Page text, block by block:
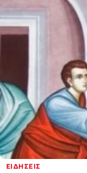
ΕΙΔΉΣΕΙΣ